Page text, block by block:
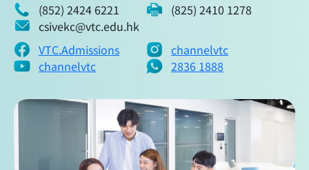
(852) 2424 6221
(825) 2410 1278
csivekc@vtc.edu.hk
VTC.Admissions
channelvtc
channelvtc
2836 1888